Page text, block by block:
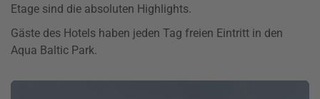
Etage sind die absoluten Highlights.
Gäste des Hotels haben jeden Tag freien Eintritt in den
Aqua Baltic Park.